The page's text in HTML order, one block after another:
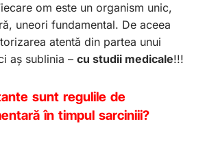
om este un organism unic,
uneori fundamental. De aceea
atentă din partea unui
aș sublinia – cu studii medicale!!!
sunt regulile de
în timpul sarciniii?